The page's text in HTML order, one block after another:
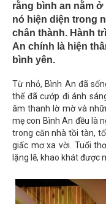
rằng bình an nằm
nó hiện diện trong
chân thành. Hành
An chính là hiện
bình yên.
Từ nhỏ, Bình An đã
thể đã cướp đi ánh
âm thanh lờ mờ và
mẹ con Bình An đều là
trong căn nhà tồi tàn,
giấc mơ xa vời. Tuổi
lặng lẽ, khao khát được